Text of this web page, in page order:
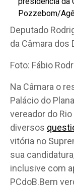
Deputado
da Câmara dos
Foto: Fábio
Na Câmara o
Palácio do
vereador do
diversos
vitória no
sua
inclusive com
PCdoB.Bem